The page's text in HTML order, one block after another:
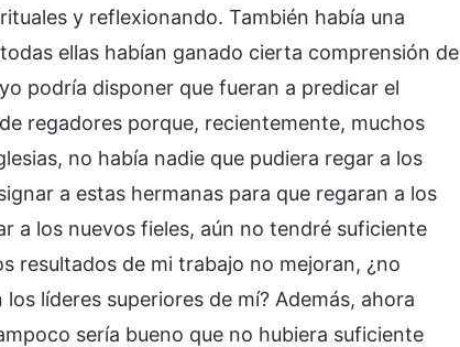
y reflexionando. También había una
ellas habían ganado cierta comprensión de
podría disponer que fueran a predicar el
regadores porque, recientemente, muchos
no había nadie que pudiera regar a los
a estas hermanas para que regaran a los
a los nuevos fieles, aún no tendré suficiente
resultados de mi trabajo no mejoran, ¿no
líderes superiores de mí? Además, ahora
sería bueno que no hubiera suficiente